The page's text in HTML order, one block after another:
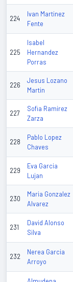
224
Ivan Martinez
Fente
225
Isabel
Hernandez
Porras
226
Jesus Lozano
Martin
227
Sofia Ramirez
Zarza
228
Pablo Lopez
Chaves
229
Eva Garcia
Lujan
230
Maria Gonzalez
Alvarez
231
David Alonso
Silva
232
Nerea Garcia
Arroyo